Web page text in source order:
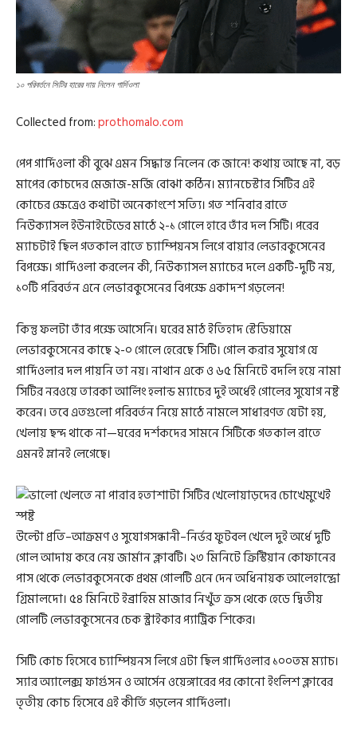
১০ পরিবর্তনে সিটির হারের দায় নিলেন গার্দিওলা
Collected from:prothomalo.com
পেপ গার্দিওলা কী বুঝে এমন সিদ্ধান্ত নিলেন কে জানে! কথায় আছে না, বড়
মাপের কোচদের মেজাজ-মর্জি বোঝা কঠিন। ম্যানচেস্টার সিটির এই
কোচের ক্ষেত্রেও কথাটা অনেকাংশে সত্যি। গত শনিবার রাতে
নিউক্যাসল ইউনাইটেডের মাঠে ২-১ গোলে হারে তাঁর দল সিটি। পরের
ম্যাচটাই ছিল গতকাল রাতে চ্যাম্পিয়নস লিগে বায়ার লেভারকুসেনের
বিপক্ষে। গার্দিওলা করলেন কী, নিউক্যাসল ম্যাচের দলে একটি-দুটি নয়,
১০টি পরিবর্তন এনে লেভারকুসেনের বিপক্ষে একাদশ গড়লেন!
কিন্তু ফলটা তাঁর পক্ষে আসেনি। ঘরের মাঠ ইতিহাদ স্টেডিয়ামে
লেভারকুসেনের কাছে ২-০ গোলে হেরেছে সিটি। গোল করার সুযোগ যে
গার্দিওলার দল পায়নি তা নয়। নাথান একে ও ৬৫ মিনিটে বদলি হয়ে নামা
সিটির নরওয়ে তারকা আর্লিং হলান্ড ম্যাচের দুই অর্ধেই গোলের সুযোগ নষ্ট
করেন। তবে এতগুলো পরিবর্তন নিয়ে মাঠে নামলে সাধারণত যেটা হয়,
খেলায় ছন্দ থাকে না—ঘরের দর্শকদের সামনে সিটিকে গতকাল রাতে
এমনই ম্লানই লেগেছে।
উল্টো প্রতি–আক্রমণ ও সুযোগসন্ধানী–নির্ভর ফুটবল খেলে দুই অর্ধে দুটি
গোল আদায় করে নেয় জার্মান ক্লাবটি। ২৩ মিনিটে ক্রিস্টিয়ান কোফানের
পাস থেকে লেভারকুসেনকে প্রথম গোলটি এনে দেন অধিনায়ক আলেহান্দ্রো
গ্রিমালদো। ৫৪ মিনিটে ইব্রাহিম মাজার নিখুঁত ক্রস থেকে হেডে দ্বিতীয়
গোলটি লেভারকুসেনের চেক স্ট্রাইকার প্যাট্রিক শিকের।
সিটি কোচ হিসেবে চ্যাম্পিয়নস লিগে এটা ছিল গার্দিওলার ১০০তম ম্যাচ।
স্যার অ্যালেক্স ফার্গুসন ও আর্সেন ওয়েঙ্গারের পর কোনো ইংলিশ ক্লাবের
তৃতীয় কোচ হিসেবে এই কীর্তি গড়লেন গার্দিওলা।